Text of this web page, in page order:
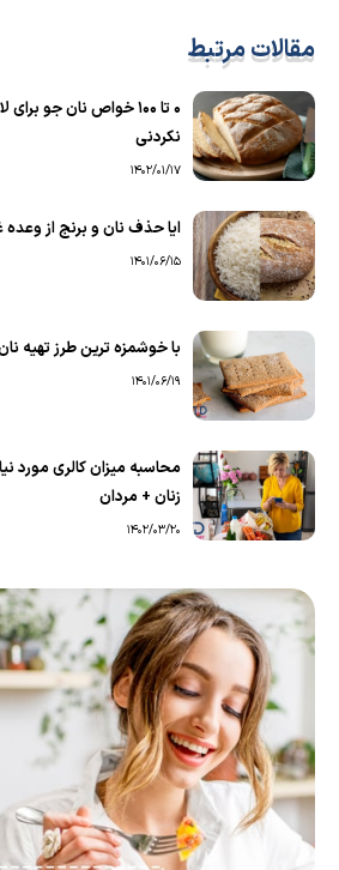
مقالات مرتبط
0 تا 100 خواص نان جو
نکردنی
1402/01/17
ایا حذف نان و برنج از
1401/06/15
با خوشمزه ترین طرز تهیه
1401/06/19
محاسبه میزان کالری مورد
زنان + مردان
1402/03/20